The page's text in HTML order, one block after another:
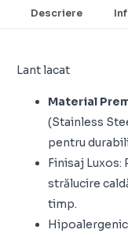
Descriere
Lant lacat
Material
(Stainless
pentru
Finisaj Luxos:
strălucire
timp.